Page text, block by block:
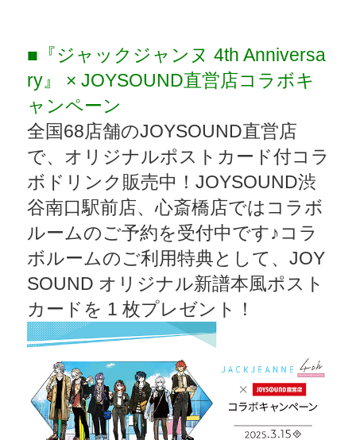
■『ジャックジャンヌ 4th Anniversa
ry』 × JOYSOUND直営店コラボキ
ャンペーン
全国68店舗のJOYSOUND直営店
で、オリジナルポストカード付コラ
ボドリンク販売中！JOYSOUND渋
谷南口駅前店、心斎橋店ではコラボ
ルームのご予約を受付中です♪コラ
ボルームのご利用特典として、JOY
SOUND オリジナル新譜本風ポスト
カードを 1 枚プレゼント！